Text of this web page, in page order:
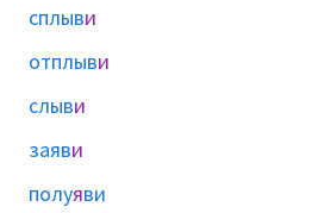
сплыви
отплыви
слыви
заяви
полуяви